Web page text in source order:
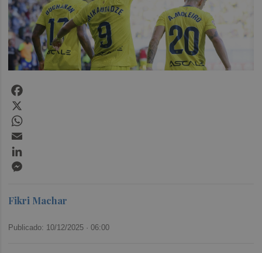
Fikri Machar
Publicado: 10/12/2025 ·06:00